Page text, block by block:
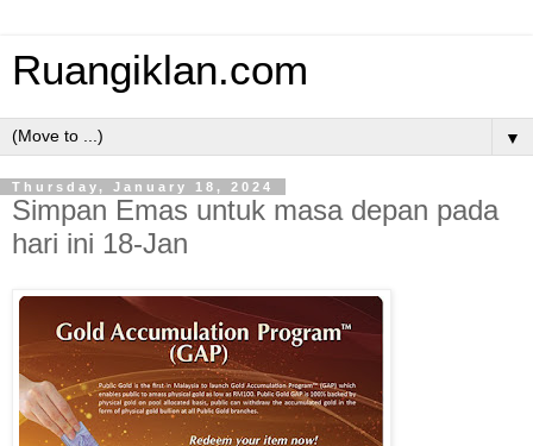
Ruangiklan.com
▼
Thursday, January 18, 2024
Simpan Emas untuk masa depan pada
hari ini 18-Jan